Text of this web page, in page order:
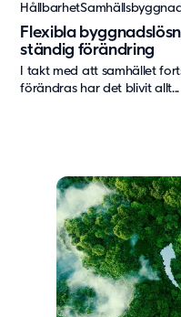
Flexibla
ständig förändring
HållbarhetSamhällsbyggnad
I takt med att samhället
förändras har det blivit allt...